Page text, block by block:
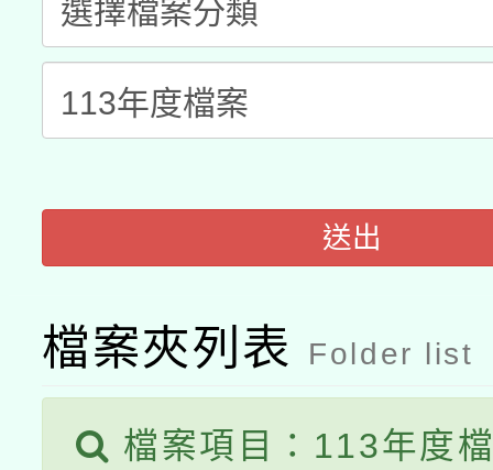
一案。
人員健康講座「吃得安
心」，鼓勵退休同仁踴
本校115學年度第2次
招甄選結果公告(無人
適應運動共學行動站研
暨閱讀推動專業研習
科技賦能─人工智慧
A3數位素養講師名單
送出
檔案夾列表 Folder list
檔案項目：113年度